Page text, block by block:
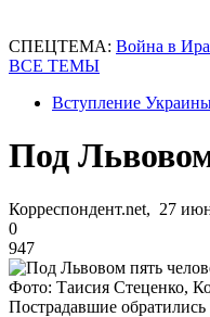
СПЕЦТЕМА: Война в
ВСЕ ТЕМЫ
Вступление
Под
Корреспондент.net, 27
0
947
Фото: Таисия Стеценко,
Пострадавшие